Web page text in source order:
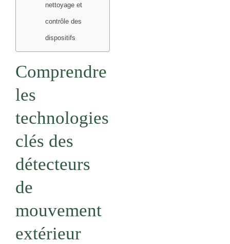
nettoyage et
contrôle des
dispositifs
Comprendre
les
technologies
clés des
détecteurs
de
mouvement
extérieur